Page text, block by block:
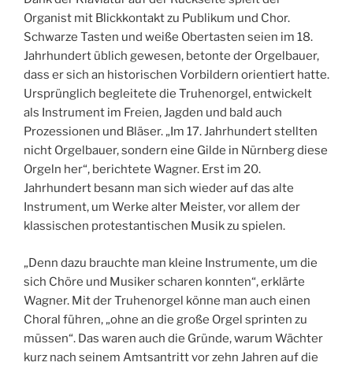
Organist mit Blickkontakt zu Publikum und Chor.
Schwarze Tasten und weiße Obertasten seien im 18.
Jahrhundert üblich gewesen, betonte der Orgelbauer,
dass er sich an historischen Vorbildern orientiert hatte.
Ursprünglich begleitete die Truhenorgel, entwickelt
als Instrument im Freien, Jagden und bald auch
Prozessionen und Bläser. „Im 17. Jahrhundert stellten
nicht Orgelbauer, sondern eine Gilde in Nürnberg diese
Orgeln her“, berichtete Wagner. Erst im 20.
Jahrhundert besann man sich wieder auf das alte
Instrument, um Werke alter Meister, vor allem der
klassischen protestantischen Musik zu spielen.
„Denn dazu brauchte man kleine Instrumente, um die
sich Chöre und Musiker scharen konnten“, erklärte
Wagner. Mit der Truhenorgel könne man auch einen
Choral führen, „ohne an die große Orgel sprinten zu
müssen“. Das waren auch die Gründe, warum Wächter
kurz nach seinem Amtsantritt vor zehn Jahren auf die